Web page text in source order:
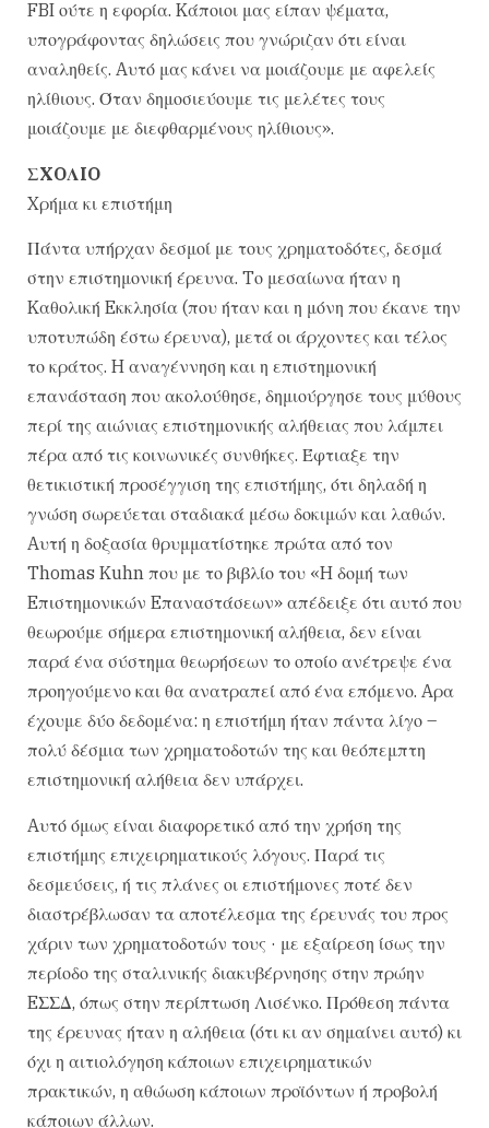
FBI ούτε η εφορία. Kάποιοι μας είπαν ψέματα,
υπογράφοντας δηλώσεις που γνώριζαν ότι είναι
αναληθείς. Aυτό μας κάνει να μοιάζουμε με αφελείς
ηλίθιους. Όταν δημοσιεύουμε τις μελέτες τους
μοιάζουμε με διεφθαρμένους ηλίθιους».
ΣXOΛIO
Xρήμα κι επιστήμη
Πάντα υπήρχαν δεσμοί με τους χρηματοδότες, δεσμά
στην επιστημονική έρευνα. Tο μεσαίωνα ήταν η
Kαθολική Eκκλησία (που ήταν και η μόνη που έκανε την
υποτυπώδη έστω έρευνα), μετά οι άρχοντες και τέλος
το κράτος. H αναγέννηση και η επιστημονική
επανάσταση που ακολούθησε, δημιούργησε τους μύθους
περί της αιώνιας επιστημονικής αλήθειας που λάμπει
πέρα από τις κοινωνικές συνθήκες. Έφτιαξε την
θετικιστική προσέγγιση της επιστήμης, ότι δηλαδή η
γνώση σωρεύεται σταδιακά μέσω δοκιμών και λαθών.
Aυτή η δοξασία θρυμματίστηκε πρώτα από τον
Thomas Kuhn που με το βιβλίο του «H δομή των
Eπιστημονικών Eπαναστάσεων» απέδειξε ότι αυτό που
θεωρούμε σήμερα επιστημονική αλήθεια, δεν είναι
παρά ένα σύστημα θεωρήσεων το οποίο ανέτρεψε ένα
προηγούμενο και θα ανατραπεί από ένα επόμενο. Aρα
έχουμε δύο δεδομένα: η επιστήμη ήταν πάντα λίγο –
πολύ δέσμια των χρηματοδοτών της και θεόπεμπτη
επιστημονική αλήθεια δεν υπάρχει.
Aυτό όμως είναι διαφορετικό από την χρήση της
επιστήμης επιχειρηματικούς λόγους. Παρά τις
δεσμεύσεις, ή τις πλάνες οι επιστήμονες ποτέ δεν
διαστρέβλωσαν τα αποτέλεσμα της έρευνάς του προς
χάριν των χρηματοδοτών τους · με εξαίρεση ίσως την
περίοδο της σταλινικής διακυβέρνησης στην πρώην
EΣΣΔ, όπως στην περίπτωση Λισένκο. Πρόθεση πάντα
της έρευνας ήταν η αλήθεια (ότι κι αν σημαίνει αυτό) κι
όχι η αιτιολόγηση κάποιων επιχειρηματικών
πρακτικών, η αθώωση κάποιων προϊόντων ή προβολή
κάποιων άλλων.